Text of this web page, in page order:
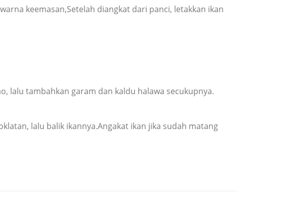
keemasan,Setelah diangkat dari panci, letakkan ikan
lalu tambahkan garam dan kaldu halawa secukupnya.
lalu balik ikannya.Angakat ikan jika sudah matang